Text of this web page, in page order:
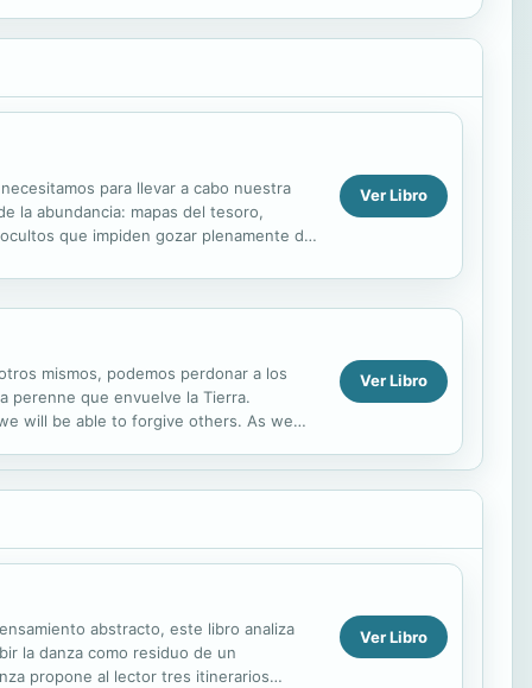
para llevar a cabo nuestra
la abundancia: mapas del tesoro,
que impiden gozar plenamente de
Ver Libro
mismos, podemos perdonar a los
perenne que envuelve la Tierra.
will be able to forgive others. As we
Ver Libro
abstracto, este libro analiza
la danza como residuo de un
propone al lector tres itinerarios
Ver Libro